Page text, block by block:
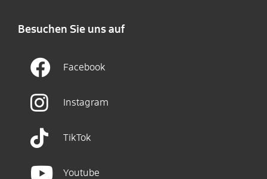
Besuchen Sie uns auf
Facebook
Instagram
TikTok
Youtube